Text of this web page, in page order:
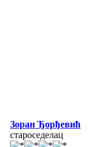
Зоран Ђорђевић
староседелац